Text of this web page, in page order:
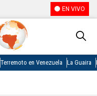
EN VIVO
Terremoto en Venezuela La Guaira